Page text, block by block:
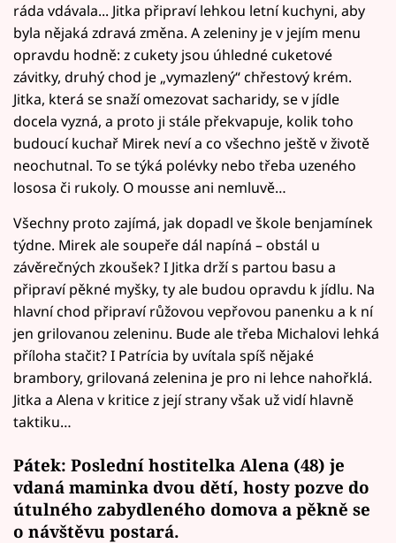
ráda vdávala... Jitka připraví lehkou letní kuchyni, aby
byla nějaká zdravá změna. A zeleniny je v jejím menu
opravdu hodně: z cukety jsou úhledné cuketové
závitky, druhý chod je „vymazlený“ chřestový krém.
Jitka, která se snaží omezovat sacharidy, se v jídle
docela vyzná, a proto ji stále překvapuje, kolik toho
budoucí kuchař Mirek neví a co všechno ještě v životě
neochutnal. To se týká polévky nebo třeba uzeného
lososa či rukoly. O mousse ani nemluvě…
Všechny proto zajímá, jak dopadl ve škole benjamínek
týdne. Mirek ale soupeře dál napíná – obstál u
závěrečných zkoušek? I Jitka drží s partou basu a
připraví pěkné myšky, ty ale budou opravdu k jídlu. Na
hlavní chod připraví růžovou vepřovou panenku a k ní
jen grilovanou zeleninu. Bude ale třeba Michalovi lehká
příloha stačit? I Patrícia by uvítala spíš nějaké
brambory, grilovaná zelenina je pro ni lehce nahořklá.
Jitka a Alena v kritice z její strany však už vidí hlavně
taktiku…
Pátek: Poslední hostitelka Alena (48) je
vdaná maminka dvou dětí, hosty pozve do
útulného zabydleného domova a pěkně se
o návštěvu postará.